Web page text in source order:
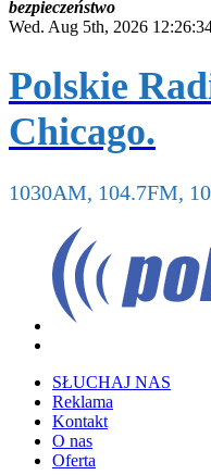
bezpieczeństwo
Wed. Aug 5th, 2026
Polskie
Chicago.
1030AM, 104.7FM,
SŁUCHAJ NAS
Reklama
Kontakt
O nas
Oferta